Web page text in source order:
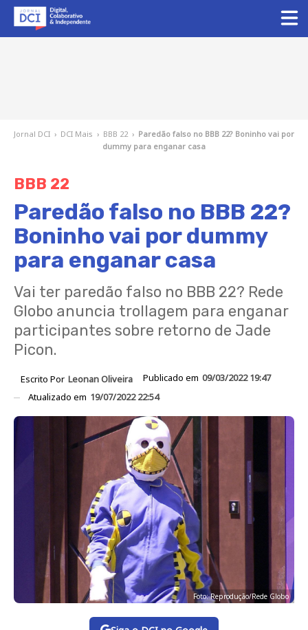
Jornal DCI › DCI Mais › BBB 22 › Paredão falso no BBB 22? Boninho vai por
dummy para enganar casa
BBB 22
Paredão falso no BBB 22?
Boninho vai por dummy
para enganar casa
Vai ter paredão falso no BBB 22? Rede
Globo anuncia trollagem para enganar
participantes sobre retorno de Jade
Picon.
Escrito Por Leonan Oliveira Publicado em 09/03/2022 19:47
Atualizado em 19/07/2022 22:54
Foto: Reprodução/Rede Globo